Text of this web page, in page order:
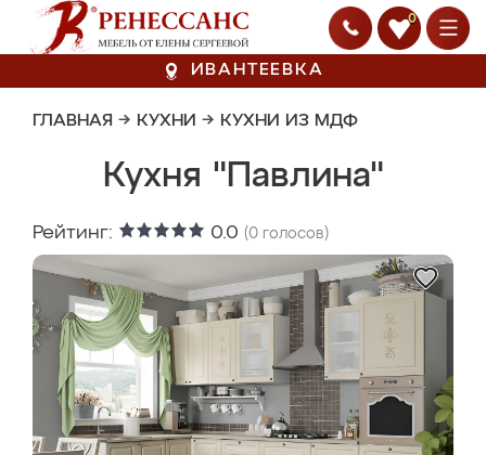
0
ИВАНТЕЕВКА
ГЛАВНАЯ → КУХНИ → КУХНИ ИЗ МДФ
Кухня "Павлина"
Рейтинг: 0.0 (0 голосов)